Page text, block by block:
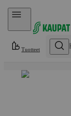
Hyppää sisältöön
Tuotteet